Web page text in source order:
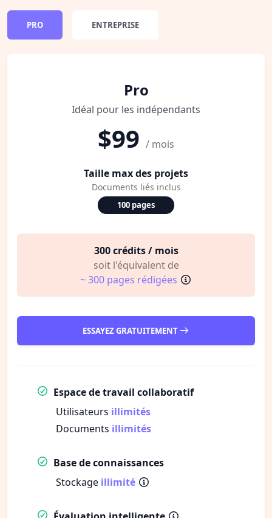
PRO ENTREPRISE
Pro
Idéal pour les indépendants
$99 / mois
Taille max des projets
Documents liés inclus
100 pages
300 crédits / mois
soit l'équivalent de
~ 300 pages rédigées
ESSAYEZ GRATUITEMENT
Espace de travail collaboratif
Utilisateurs illimités
Documents illimités
Base de connaissances
Stockage illimité